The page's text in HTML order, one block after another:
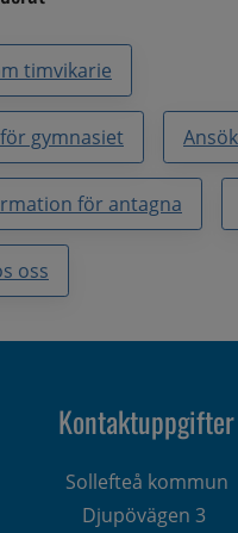
timvikarie
gymnasiet
för antagna
oss
Kontaktuppgifter
Sollefteå kommun
Djupövägen 3